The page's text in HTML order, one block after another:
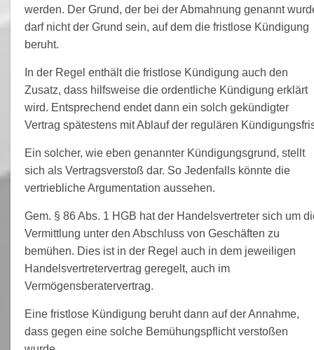
werden. Der Grund, der bei der Abmahnung genannt
darf nicht der Grund sein, auf dem die fristlose Kündigung
beruht.
In der Regel enthält die fristlose Kündigung auch den
Zusatz, dass hilfsweise die ordentliche Kündigung erklärt
wird. Entsprechend endet dann ein solch gekündigter
Vertrag spätestens mit Ablauf der regulären
Ein solcher, wie eben genannter Kündigungsgrund, stellt
sich als Vertragsverstoß dar. So Jedenfalls könnte die
vertriebliche Argumentation aussehen.
Gem. § 86 Abs. 1 HGB hat der Handelsvertreter sich um
Vermittlung unter den Abschluss von Geschäften zu
bemühen. Dies ist in der Regel auch in dem jeweiligen
Handelsvertretervertrag geregelt, auch im
Vermögensberatervertrag.
Eine fristlose Kündigung beruht dann auf der Annahme,
dass gegen eine solche Bemühungspflicht verstoßen